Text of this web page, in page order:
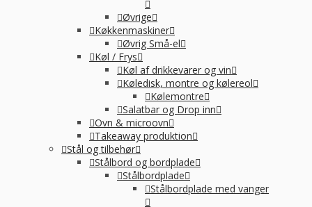
Øvrige
Køkkenmaskiner
Øvrig Små-el
Køl / Frys
Køl af drikkevarer og vin
Køledisk, montre og kølereol
Kølemontre
Salatbar og Drop inn
Ovn & microovn
Takeaway produktion
Stål og tilbehør
Stålbord og bordplade
Stålbordplade
Stålbordplade med vanger